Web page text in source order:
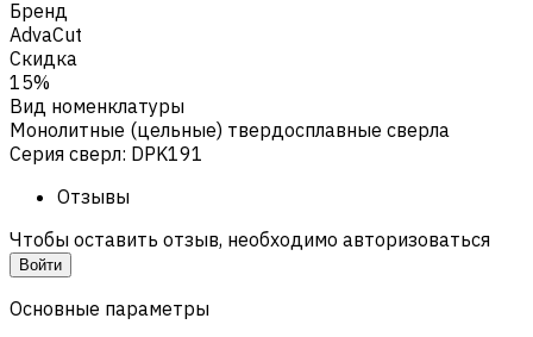
Бренд
AdvaCut
Скидка
15%
Вид номенклатуры
Монолитные (цельные) твердосплавные сверла
Серия сверл: DPK191
Отзывы
Чтобы оставить отзыв, необходимо авторизоваться
Войти
Основные параметры